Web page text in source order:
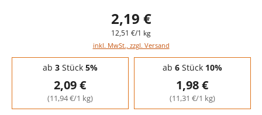
2,19 €
12,51 €/1 kg
inkl. MwSt., zzgl. Versand
Staffelpreise - Mengenrabatt
ab 3Stück 5%
2,09 €
(11,94 €/1 kg)
ab 6Stück 10%
1,98 €
(11,31 €/1 kg)